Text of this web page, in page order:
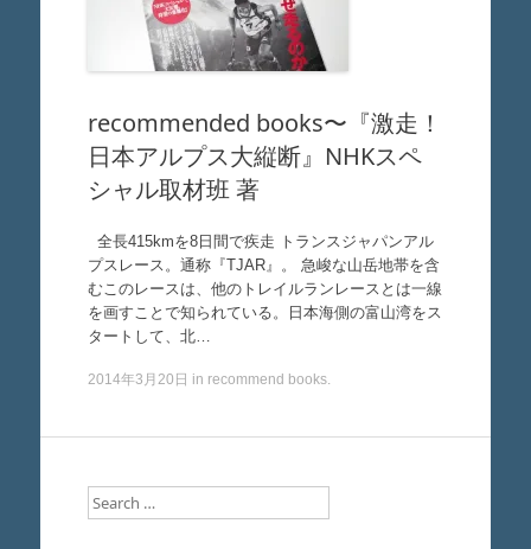
recommended books〜『激走！
日本アルプス大縦断』NHKスペ
シャル取材班 著
全長415kmを8日間で疾走 トランスジャパンアル
プスレース。通称『TJAR』。 急峻な山岳地帯を含
むこのレースは、他のトレイルランレースとは一線
を画すことで知られている。日本海側の富山湾をス
タートして、北…
2014年3月20日 in recommend books.
Search